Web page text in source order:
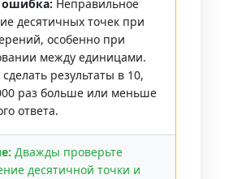
ошибка: Неправильное
десятичных точек при
особенно при
между единицами.
результаты в 10,
раз больше или меньше
ответа.
Дважды проверьте
десятичной точки и